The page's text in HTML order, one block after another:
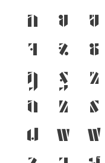
ก ข ฃ
จ ฉ ช
ฏ ฐ ฑ
ถ ท ธ
ฝ พ ฟ